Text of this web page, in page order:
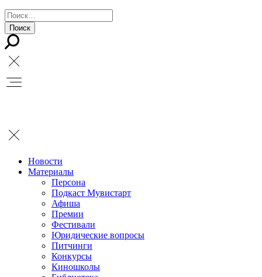
Новости
Материалы
Персона
Подкаст Мувистарт
Афиша
Премии
Фестивали
Юридические вопросы
Питчинги
Конкурсы
Киношколы